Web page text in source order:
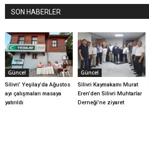
SON HABERLER
Güncel
Silivri’ Yeşilay’da Ağustos
ayı çalışmaları masaya
yatırıldı
Güncel
Silivri Kaymakamı Murat
Eren’den Silivri Muhtarlar
Derneği’ne ziyaret